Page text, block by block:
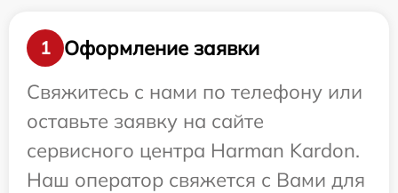
1
Оформление заявки
Свяжитесь с нами по телефону или
оставьте заявку на сайте
сервисного центра Harman Kardon.
Наш оператор свяжется с Вами для